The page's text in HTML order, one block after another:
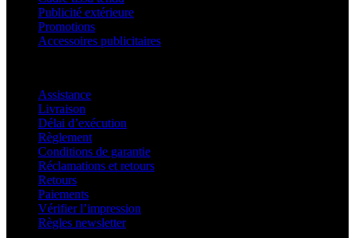
Publicité extérieure
Promotions
Accessoires publicitaires
Assistance
Livraison
Délai d’exécution
Règlement
Conditions de garantie
Réclamations et retours
Retours
Paiements
Vérifier l’impression
Règles newsletter